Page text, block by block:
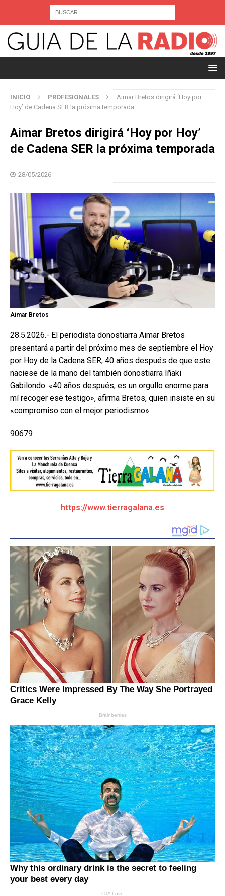
INICIO PROFESIONALES
Aimar Bretos dirigirá ‘Hoy por
Hoy’ de Cadena SER la próxima temporada
Aimar Bretos dirigirá ‘Hoy por Hoy’
de Cadena SER la próxima temporada
28/05/2026
Aimar Bretos
28.5.2026.- El periodista donostiarra Aimar Bretos
presentará a partir del próximo mes de septiembre el Hoy
por Hoy de la Cadena SER, 40 años después de que este
naciese de la mano del también donostiarra Iñaki
Gabilondo. «40 años después, es un orgullo enorme para
mí recoger ese testigo», afirma Bretos, quien insiste en su
«compromiso con el mejor periodismo».
90679
https://www.tierragalana.es